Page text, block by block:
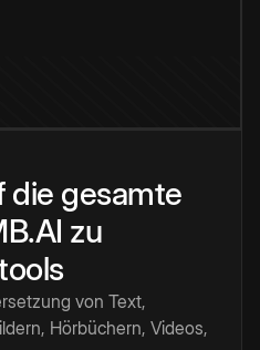
die gesamte
zu
von Text,
Hörbüchern, Videos,